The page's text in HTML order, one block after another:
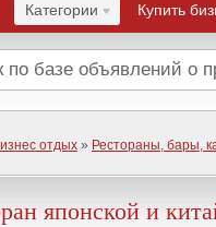
Категории Купить
отдых » Рестораны, бары,
японской и